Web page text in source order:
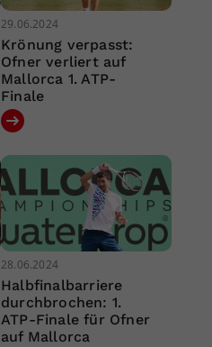
29.06.2024
Krönung verpasst:
Ofner verliert auf
Mallorca 1. ATP-
Finale
28.06.2024
Halbfinalbarriere
durchbrochen: 1.
ATP-Finale für Ofner
auf Mallorca